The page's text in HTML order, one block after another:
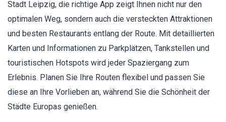
Stadt Leipzig, die richtige App zeigt Ihnen nicht nur den
optimalen Weg, sondern auch die versteckten Attraktionen
und besten Restaurants entlang der Route. Mit detaillierten
Karten und Informationen zu Parkplätzen, Tankstellen und
touristischen Hotspots wird jeder Spaziergang zum
Erlebnis. Planen Sie Ihre Routen flexibel und passen Sie
diese an Ihre Vorlieben an, während Sie die Schönheit der
Städte Europas genießen.